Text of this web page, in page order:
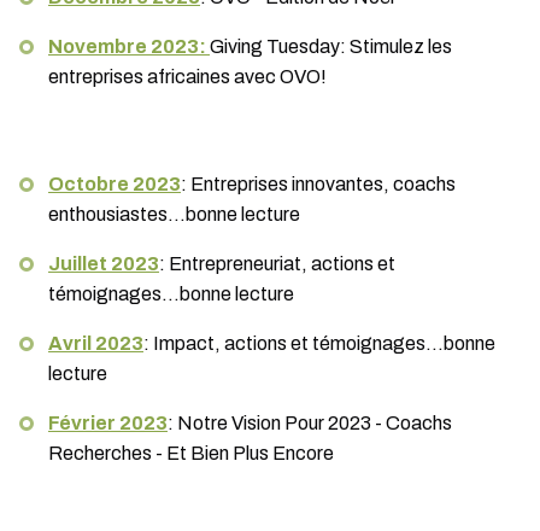
Novembre 2023: Giving Tuesday: Stimulez les
entreprises africaines avec OVO!
Octobre 2023: Entreprises innovantes, coachs
enthousiastes...bonne lecture
Juillet 2023: Entrepreneuriat, actions et
témoignages...bonne lecture
Avril 2023: Impact, actions et témoignages...bonne
lecture
Février 2023: Notre Vision Pour 2023 - Coachs
Recherches - Et Bien Plus Encore